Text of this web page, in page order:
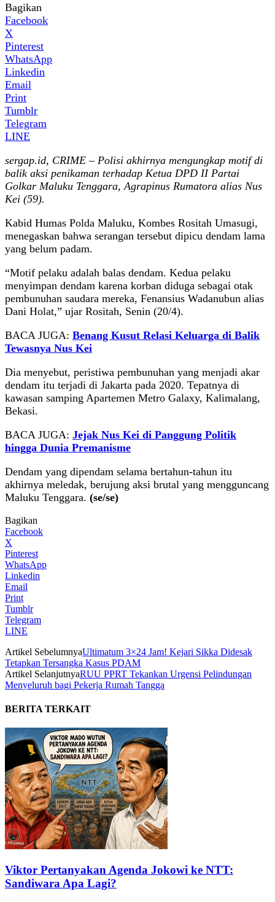
Bagikan
Facebook
X
Pinterest
WhatsApp
Linkedin
Email
Print
Tumblr
Telegram
LINE
sergap.id, CRIME – Polisi akhirnya mengungkap motif di
balik aksi penikaman terhadap Ketua DPD II Partai
Golkar Maluku Tenggara, Agrapinus Rumatora alias Nus
Kei (59).
Kabid Humas Polda Maluku, Kombes Rositah Umasugi,
menegaskan bahwa serangan tersebut dipicu dendam lama
yang belum padam.
“Motif pelaku adalah balas dendam. Kedua pelaku
menyimpan dendam karena korban diduga sebagai otak
pembunuhan saudara mereka, Fenansius Wadanubun alias
Dani Holat,” ujar Rositah, Senin (20/4).
BACA JUGA: Benang Kusut Relasi Keluarga di Balik
Tewasnya Nus Kei
Dia menyebut, peristiwa pembunuhan yang menjadi akar
dendam itu terjadi di Jakarta pada 2020. Tepatnya di
kawasan samping Apartemen Metro Galaxy, Kalimalang,
Bekasi.
BACA JUGA: Jejak Nus Kei di Panggung Politik
hingga Dunia Premanisme
Dendam yang dipendam selama bertahun-tahun itu
akhirnya meledak, berujung aksi brutal yang mengguncang
Maluku Tenggara. (se/se)
Bagikan
Facebook
X
Pinterest
WhatsApp
Linkedin
Email
Print
Tumblr
Telegram
LINE
Artikel SebelumnyaUltimatum 3×24 Jam! Kejari Sikka Didesak
Tetapkan Tersangka Kasus PDAM
Artikel SelanjutnyaRUU PPRT Tekankan Urgensi Pelindungan
Menyeluruh bagi Pekerja Rumah Tangga
BERITA TERKAIT
Viktor Pertanyakan Agenda Jokowi ke NTT:
Sandiwara Apa Lagi?